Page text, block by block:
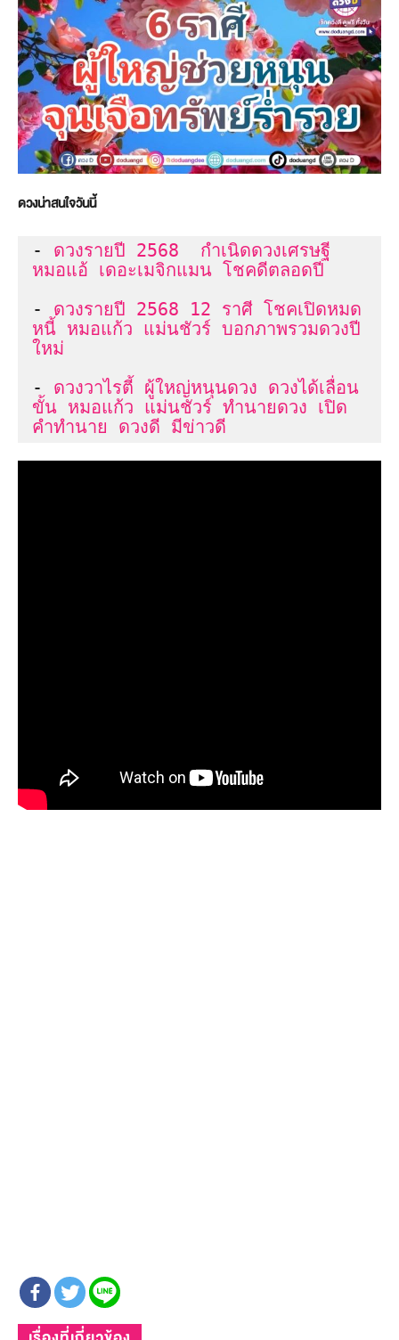
ดวงน่าสนใจวันนี้
- ดวงรายปี 2568  กำเนิดดวงเศรษฐี
หมอแอ้ เดอะเมจิกแมน โชคดีตลอดปี
- ดวงรายปี 2568 12 ราศี โชคเปิดหมด
หนี้ หมอแก้ว แม่นชัวร์ บอกภาพรวมดวงปี
ใหม่
- ดวงวาไรตี้ ผู้ใหญ่หนุนดวง ดวงได้เลื่อน
ขั้น หมอแก้ว แม่นชัวร์ ทำนายดวง เปิด
คำทำนาย ดวงดี มีข่าวดี